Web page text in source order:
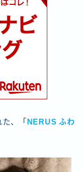
、「 NERUS ふわ